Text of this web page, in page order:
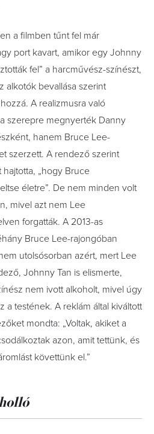
a filmben tűnt fel már
port kavart, amikor egy Johnny
fel” a harcművész-színészt,
alkotók bevallása szerint
A realizmusra való
szerepre megnyerték Danny
hanem Bruce Lee-
szerzett. A rendező szerint
„hogy Bruce
életre”. De nem minden volt
mivel azt nem Lee
forgatták. A 2013-as
Bruce Lee-rajongóban
utolsósorban azért, mert Lee
Johnny Tan is elismerte,
nem ivott alkoholt, mivel úgy
a testének. A reklám által kiváltott
mondta: „Voltak, akiket a
azon, amit tettünk, és
követtünk el.”